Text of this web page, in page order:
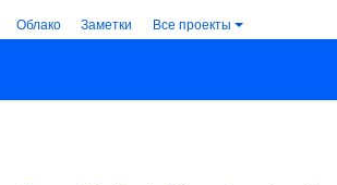
Облако Заметки Все проекты